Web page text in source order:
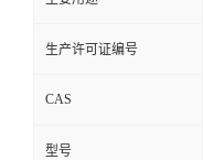
生产许可证编号
CAS
型号